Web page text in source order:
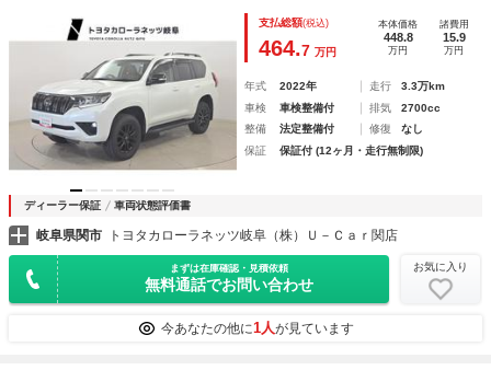
ーレス ＬＥＤランプ アルミ ＳＲＳ ドライブレコーダ
パワステ ＥＴＣ車載器 本革 ＡＢＳ クルーズコントロー
ル メモリーナビ スマートキー 盗難防止システム ナビ
支払総額(税込)
464.7 万円
本体価格
448.8
万円
諸費用
15.9
万円
年式 2022年 走行
3.3万km
車検
車検整備付 排気
2700cc
整備
法定整備付 修復
なし
保証
保証付 (12ヶ月・走行無制限)
ディーラー保証 車両状態評価書
岐阜県関市 トヨタカローラネッツ岐阜（株）Ｕ－Ｃａｒ関店
まずは在庫確認・見積依頼
無料通話でお問い合わせ
お気に入り
今あなたの他に1人が見ています